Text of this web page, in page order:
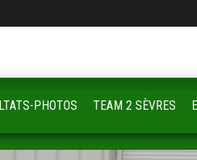
PHOTOS TEAM 2 SÈVRES